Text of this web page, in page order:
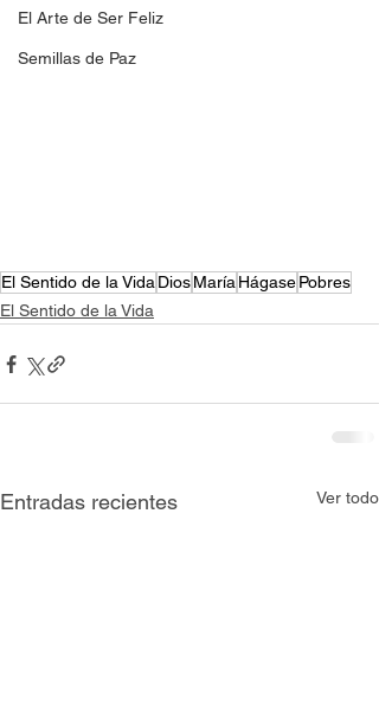
El Arte de Ser Feliz
Semillas de Paz
El Sentido de la Vida DiosMaría HágasePobres
El Sentido de la Vida
Entradas recientes Ver todo